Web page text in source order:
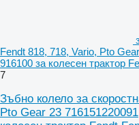
Fendt 818, 718, Vario, Pto
916100 за колесен трактор
7
Зъбно колело за
Pto Gear 23